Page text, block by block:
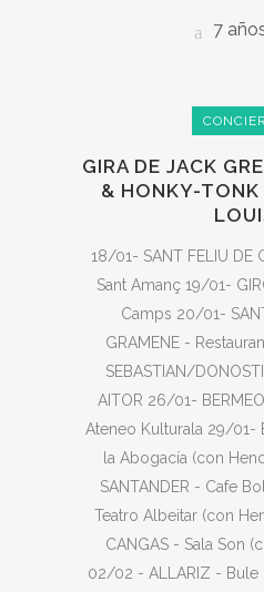
7
GIRA DE JACK
& HONKY-TONK
18/01- SANT FELIU DE
Sant Amanç 19/01-
Camps 20/01-
GRAMENE -
SEBASTIAN/
AITOR 26/01-
Ateneo Kulturala 29/01-
la Abogacía (con
SANTANDER - Cafe
Teatro Albeitar (con
CANGAS - Sala Son
02/02 - ALLARIZ -